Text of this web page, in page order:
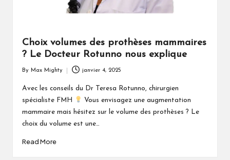
Choix volumes des prothèses mammaires
? Le Docteur Rotunno nous explique
by
By Max Mighty janvier 4, 2025
Avec les conseils du Dr Teresa Rotunno, chirurgien
spécialiste FMH
Vous envisagez une augmentation
mammaire mais hésitez sur le volume des prothèses ? Le
choix du volume est une…
Read More